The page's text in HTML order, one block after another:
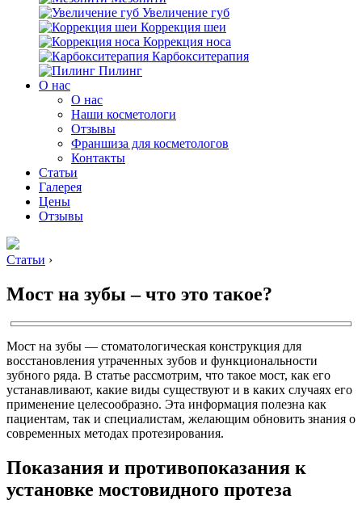
Увеличение губ
Коррекция шеи
Коррекция носа
Карбокситерапия
Пилинг
O нас
O нас
Наши косметологи
Отзывы
Франшиза для косметологов
Контакты
Статьи
Галерея
Цены
Отзывы
Статьи ›
Мост на зубы – что это такое?
Мост на зубы — стоматологическая конструкция для
восстановления утраченных зубов и функциональности
зубного ряда. В статье рассмотрим, что такое мост, как его
устанавливают, какие виды существуют и в каких случаях его
применение целесообразно. Эта информация полезна как
пациентам, так и специалистам, желающим обновить знания о
современных методах протезирования.
Показания и противопоказания к
установке мостовидного протеза